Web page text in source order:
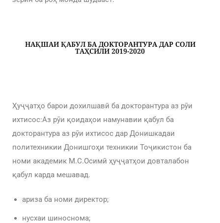
НАҚШАИ ҚАБУЛ БА ДОКТОРАНТУРА ДАР СОЛИ
ТАҲСИЛИ 2019-2020
Ҳуҷҷатҳо барои дохилшавӣ ба докторантура аз рӯи
ихтисос:Аз рӯи қоидаҳои намунавии қабул ба
докторантура аз рӯи ихтисос дар Донишкадаи
политехникии Донишгоҳи техникии Тоҷикистон ба
номи академик М.С.Осимӣ ҳуҷҷатҳои довталабон
қабул карда мешавад.
ариза ба номи директор;
нусхаи шиноснома;